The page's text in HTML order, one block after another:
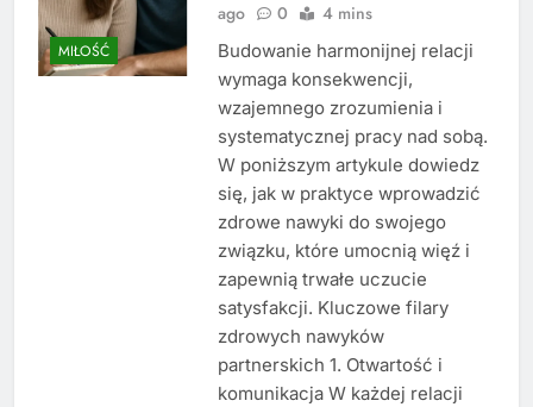
MIŁOŚĆ
ago
0 4 mins
Budowanie harmonijnej relacji
wymaga konsekwencji,
wzajemnego zrozumienia i
systematycznej pracy nad sobą.
W poniższym artykule dowiedz
się, jak w praktyce wprowadzić
zdrowe nawyki do swojego
związku, które umocnią więź i
zapewnią trwałe uczucie
satysfakcji. Kluczowe filary
zdrowych nawyków
partnerskich 1. Otwartość i
komunikacja W każdej relacji